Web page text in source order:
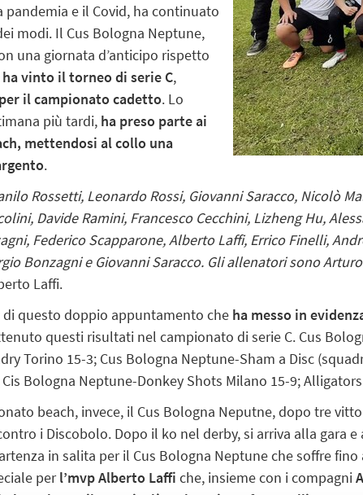
e il Covid, ha continuato
modi. Il Cus Bologna Neptune,
una giornata d’anticipo rispetto
ha vinto il torneo di serie C,
il campionato cadetto. Lo
più tardi, ha preso parte ai
mettendosi al collo una
.
Rossetti, Leonardo Rossi, Giovanni Saracco, Nicolò
Davide Ramini, Francesco Cecchini, Lizheng Hu,
Federico Scapparone, Alberto Laffi, Errico Finelli,
Bonzagni e Giovanni Saracco. Gli allenatori sono
Laffi.
questo doppio appuntamento che ha messo in
questi risultati nel campionato di serie C. Cus
Torino 15-3; Cus Bologna Neptune-Sham a Disc
Bologna Neptune-Donkey Shots Milano 15-9;
beach, invece, il Cus Bologna Neputne, dopo tre
i Discobolo. Dopo il ko nel derby, si arriva alla gara
in salita per il Cus Bologna Neptune che soffre
perl’mvp Alberto Laffi che, insieme con i compagni